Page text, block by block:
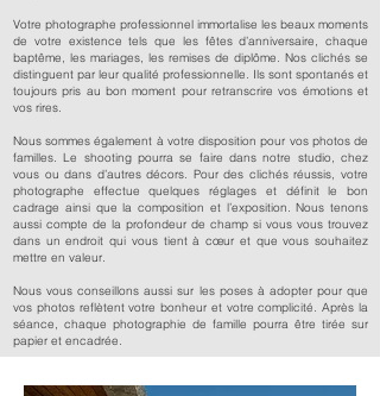
Votre photographe professionnel immortalise les beaux moments
de votre existence tels que les fêtes d’anniversaire, chaque
baptême, les mariages, les remises de diplôme. Nos clichés se
distinguent par leur qualité professionnelle. Ils sont spontanés et
toujours pris au bon moment pour retranscrire vos émotions et
vos rires.
Nous sommes également à votre disposition pour vos photos de
familles. Le shooting pourra se faire dans notre studio, chez
vous ou dans d’autres décors. Pour des clichés réussis, votre
photographe effectue quelques réglages et définit le bon
cadrage ainsi que la composition et l’exposition. Nous tenons
aussi compte de la profondeur de champ si vous vous trouvez
dans un endroit qui vous tient à cœur et que vous souhaitez
mettre en valeur.
Nous vous conseillons aussi sur les poses à adopter pour que
vos photos reflètent votre bonheur et votre complicité. Après la
séance, chaque photographie de famille pourra être tirée sur
papier et encadrée.